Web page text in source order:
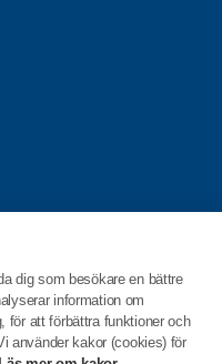
dig som besökare en bättre
information om
för att förbättra funktioner och
använder kakor (cookies) för